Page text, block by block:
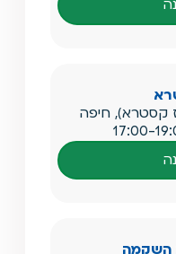
17:00-
השקמה